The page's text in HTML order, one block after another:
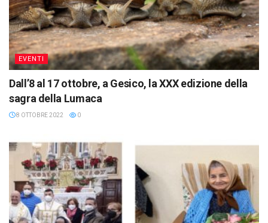
EVENTI
Dall’8 al 17 ottobre, a Gesico, la XXX edizione della
sagra della Lumaca
8 OTTOBRE 2022 0